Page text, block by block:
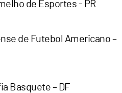
de Esportes - PR
de Futebol Americano –
Basquete – DF